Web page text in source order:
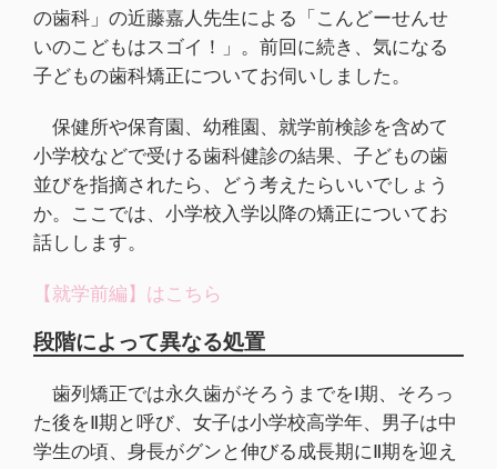
の歯科」の近藤嘉人先生による「こんどーせんせ
いのこどもはスゴイ！」。前回に続き、気になる
子どもの歯科矯正についてお伺いしました。
保健所や保育園、幼稚園、就学前検診を含めて
小学校などで受ける歯科健診の結果、子どもの歯
並びを指摘されたら、どう考えたらいいでしょう
か。ここでは、小学校入学以降の矯正についてお
話しします。
【就学前編】はこちら
段階によって異なる処置
歯列矯正では永久歯がそろうまでをⅠ期、そろっ
た後をⅡ期と呼び、女子は小学校高学年、男子は中
学生の頃、身長がグンと伸びる成長期にⅡ期を迎え